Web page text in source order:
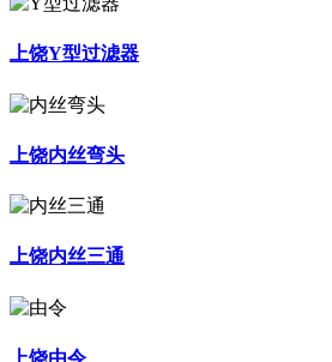
上饶Y型过滤器
上饶内丝弯头
上饶内丝三通
上饶由令